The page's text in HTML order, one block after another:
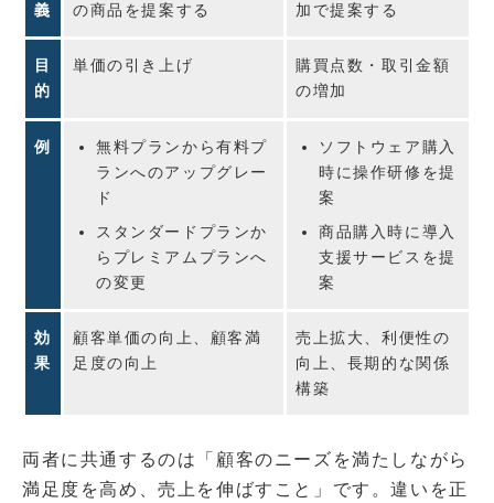
義
の商品を提案する
加で提案する
目
的
単価の引き上げ
購買点数・取引金額
の増加
例
無料プランから有料プ
ランへのアップグレー
ド
スタンダードプランか
らプレミアムプランへ
の変更
ソフトウェア購入
時に操作研修を提
案
商品購入時に導入
支援サービスを提
案
効
果
顧客単価の向上、顧客満
足度の向上
売上拡大、利便性の
向上、長期的な関係
構築
両者に共通するのは「顧客のニーズを満たしながら
満足度を高め、売上を伸ばすこと」です。違いを正